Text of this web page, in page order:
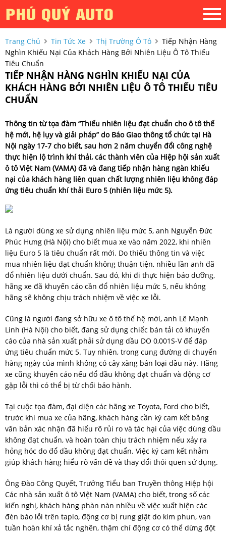
Trang Chủ Tin Tức Xe Thị Trường Ô Tô
Tiếp Nhận Hàng
Nghìn Khiếu Nại Của Khách Hàng Bởi Nhiên Liệu Ô Tô Thiếu
Tiêu Chuẩn
TIẾP NHẬN HÀNG NGHÌN KHIẾU NẠI CỦA
KHÁCH HÀNG BỞI NHIÊN LIỆU Ô TÔ THIẾU TIÊU
CHUẨN
Thông tin từ tọa đàm “Thiếu nhiên liệu đạt chuẩn cho ô tô thế
hệ mới, hệ lụy và giải pháp” do Báo Giao thông tổ chức tại Hà
Nội ngày 17-7 cho biết, sau hơn 2 năm chuyển đổi công nghệ
thực hiện lộ trình khí thải, các thành viên của Hiệp hội sản xuất
ô tô Việt Nam (VAMA) đã và đang tiếp nhận hàng ngàn khiếu
nại của khách hàng liên quan chất lượng nhiên liệu không đáp
ứng tiêu chuẩn khí thải Euro 5 (nhiên liệu mức 5).
Là người dùng xe sử dụng nhiên liệu mức 5, anh Nguyễn Đức
Phúc Hưng (Hà Nội) cho biết mua xe vào năm 2022, khi nhiên
liệu Euro 5 là tiêu chuẩn rất mới. Do thiếu thông tin và việc
mua nhiên liệu đạt chuẩn không thuận tiện, nhiều lần anh đã
đổ nhiên liệu dưới chuẩn. Sau đó, khi đi thực hiện bảo dưỡng,
hãng xe đã khuyến cáo cần đổ nhiên liệu mức 5, nếu không
hãng sẽ không chịu trách nhiệm về việc xe lỗi.
Cũng là người đang sở hữu xe ô tô thế hệ mới, anh Lê Mạnh
Linh (Hà Nội) cho biết, đang sử dụng chiếc bán tải có khuyến
cáo của nhà sản xuất phải sử dụng dầu DO 0,001S-V để đáp
ứng tiêu chuẩn mức 5. Tuy nhiên, trong cung đường di chuyển
hàng ngày của mình không có cây xăng bán loại dầu này. Hãng
xe cũng khuyến cáo nếu đổ dầu không đạt chuẩn và động cơ
gặp lỗi thì có thể bị từ chối bảo hành.
Tại cuộc tọa đàm, đại diện các hãng xe Toyota, Ford cho biết,
trước khi mua xe của hãng, khách hàng cần ký cam kết bằng
văn bản xác nhận đã hiểu rõ rủi ro và tác hại của việc dùng dầu
không đạt chuẩn, và hoàn toàn chịu trách nhiệm nếu xảy ra
hỏng hóc do đổ dầu không đạt chuẩn. Việc ký cam kết nhằm
giúp khách hàng hiểu rõ vấn đề và thay đổi thói quen sử dụng.
Ông Đào Công Quyết, Trưởng Tiểu ban Truyền thông Hiệp hội
Các nhà sản xuất ô tô Việt Nam (VAMA) cho biết, trong số các
kiến nghị, khách hàng phàn nàn nhiều về việc xuất hiện các
đèn báo lỗi trên taplo, động cơ bị rung giật do kim phun, van
tuần hoàn khí xả tắc nghẽn, thậm chí động cơ có thể dừng đột